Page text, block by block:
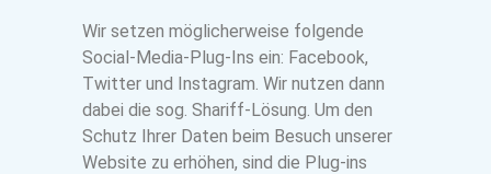
Wir setzen möglicherweise folgende
Social-Media-Plug-Ins ein: Facebook,
Twitter und Instagram. Wir nutzen dann
dabei die sog. Shariff-Lösung. Um den
Schutz Ihrer Daten beim Besuch unserer
Website zu erhöhen, sind die Plug-ins